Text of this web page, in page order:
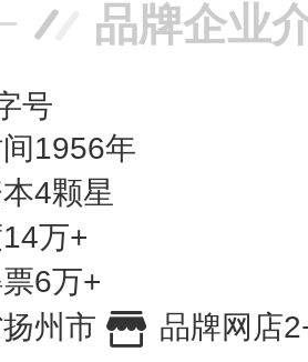
品牌企业
号
1956年
4颗星
万+
6万+
州市
品牌网店